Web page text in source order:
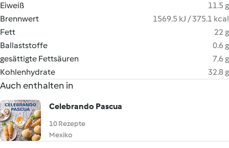
Eiweiß
11.5 g
Brennwert
1569.5 kJ / 375.1 kcal
Fett
22 g
Ballaststoffe
0.6 g
gesättigte Fettsäuren
7.6 g
Kohlenhydrate
32.8 g
Auch enthalten in
Celebrando Pascua
10 Rezepte
Mexiko